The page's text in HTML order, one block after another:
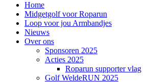
Home
Midgetgolf voor Roparun
Loop voor jou Armbandjes
Nieuws
Over ons
Sponsoren 2025
Acties 2025
Roparun supporter vlag
Golf WeldeRUN 2025